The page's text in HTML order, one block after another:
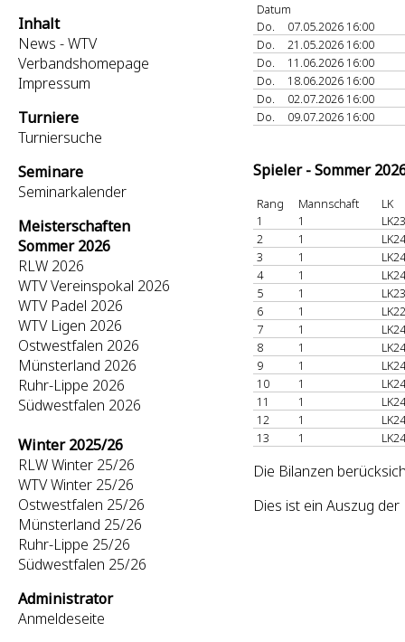
Inhalt
News - WTV
Verbandshomepage
Impressum
Turniere
Turniersuche
Seminare
Seminarkalender
Meisterschaften
Sommer 2026
RLW 2026
WTV Vereinspokal 2026
WTV Padel 2026
WTV Ligen 2026
Ostwestfalen 2026
Münsterland 2026
Ruhr-Lippe 2026
Südwestfalen 2026
Winter 2025/26
RLW Winter 25/26
WTV Winter 25/26
Ostwestfalen 25/26
Münsterland 25/26
Ruhr-Lippe 25/26
Südwestfalen 25/26
Administrator
Anmeldeseite
Datum
Do.
07.05.2026 16:00
Do.
21.05.2026 16:00
Do.
11.06.2026 16:00
Do.
18.06.2026 16:00
Do.
02.07.2026 16:00
Do.
09.07.2026 16:00
Spieler - Sommer
Rang Mannschaft
LK
1
1
2
1
3
1
4
1
5
1
6
1
7
1
8
1
9
1
10
1
11
1
12
1
13
1
Die Bilanzen
Dies ist ein Auszug